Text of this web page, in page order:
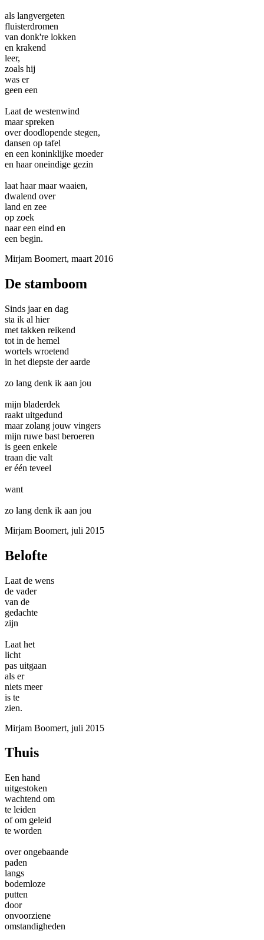
als langvergeten
fluisterdromen
van donk're lokken
en krakend
leer,
zoals hij
was er
geen een
Laat de westenwind
maar spreken
over doodlopende stegen,
dansen op tafel
en een koninklijke moeder
en haar oneindige gezin
laat haar maar waaien,
dwalend over
land en zee
op zoek
naar een eind en
een begin.
Mirjam Boomert, maart 2016
De stamboom
Sinds jaar en dag
sta ik al hier
met takken reikend
tot in de hemel
wortels wroetend
in het diepste der aarde
zo lang denk ik aan jou
mijn bladerdek
raakt uitgedund
maar zolang jouw vingers
mijn ruwe bast beroeren
is geen enkele
traan die valt
er één teveel
want
zo lang denk ik aan jou
Mirjam Boomert, juli 2015
Belofte
Laat de wens
de vader
van de
gedachte
zijn
Laat het
licht
pas uitgaan
als er
niets meer
is te
zien.
Mirjam Boomert, juli 2015
Thuis
Een hand
uitgestoken
wachtend om
te leiden
of om geleid
te worden
over ongebaande
paden
langs
bodemloze
putten
door
onvoorziene
omstandigheden